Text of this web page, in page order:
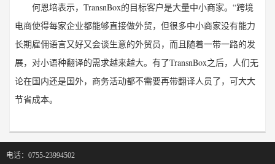
何恩培表示，TransnBox的目标客户是大量中小商家。“跨境
电商使得每家企业都能够直接做外贸，但很多中小商家没有能力
长期雇佣语言又好又会谈生意的外贸员，而且随着一带一路的发
展，对小语种翻译的需求越来越大。有了TransnBox之后，人们无
论在国内还是国外，商务活动都不需要再带翻译人员了，可大大
节省成本。
电话：0755-23994502